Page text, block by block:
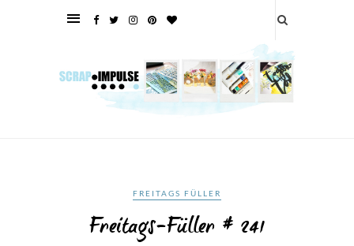
FREITAGS FÜLLER
Freitags-Füller # 241